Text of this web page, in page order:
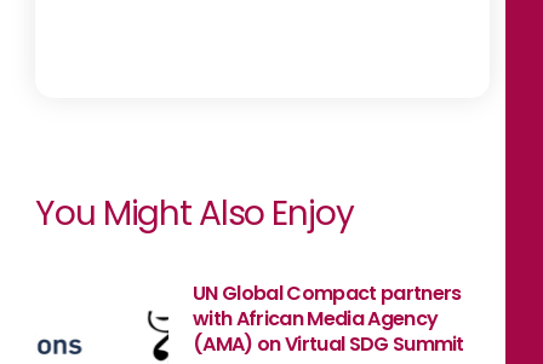
You Might Also Enjoy
UN Global Compact partners
with African Media Agency
(AMA) on Virtual SDG Summit